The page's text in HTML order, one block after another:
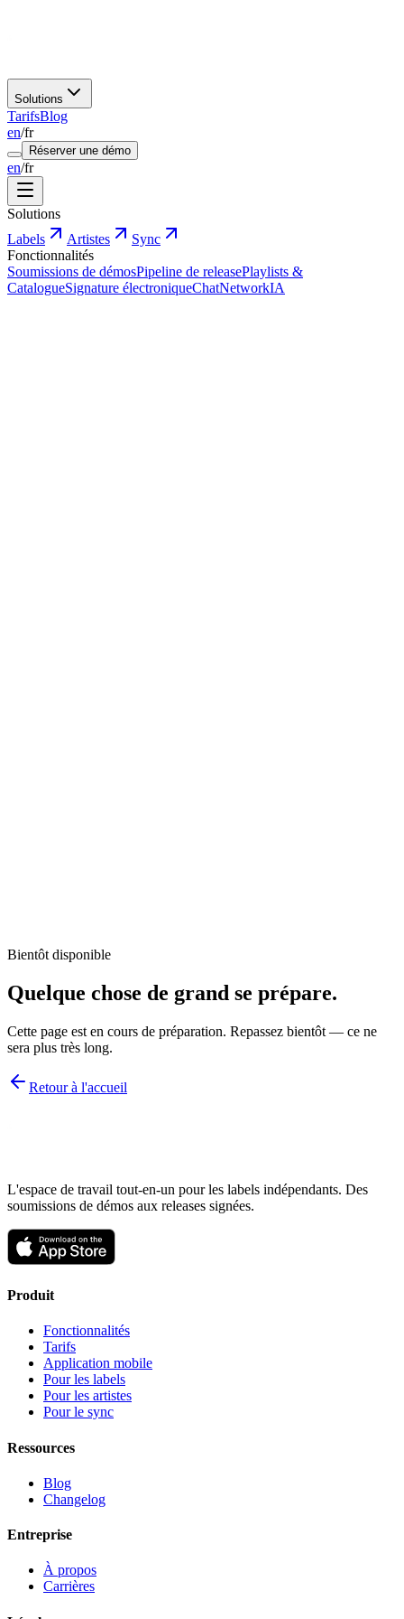
Solutions
TarifsBlog
en/fr
Réserver une démo
en/fr
Solutions
Labels
Artistes
Sync
Fonctionnalités
Soumissions de démosPipeline de releasePlaylists &
CatalogueSignature électroniqueChatNetworkIA
Bientôt disponible
Quelque chose de grand se prépare.
Cette page est en cours de préparation. Repassez bientôt — ce ne
sera plus très long.
Retour à l'accueil
L'espace de travail tout-en-un pour les labels indépendants. Des
soumissions de démos aux releases signées.
Produit
Fonctionnalités
Tarifs
Application mobile
Pour les labels
Pour les artistes
Pour le sync
Ressources
Blog
Changelog
Entreprise
À propos
Carrières